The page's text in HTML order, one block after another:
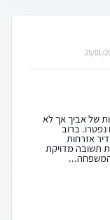
25/01/
של אביך אך לא
ברוב
אזרחות
תשובה מדויקת
המשפחה...